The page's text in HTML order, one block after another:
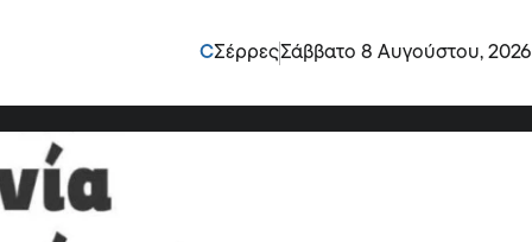
CΣέρρεςΣάββατο 8 Αυγούστου, 2026
Συμφωνία για τη